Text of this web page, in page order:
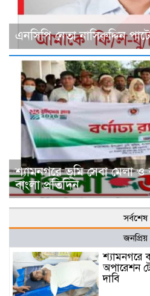
এনসিপি নেতা নাসিরুদ্দিন
শ্যামনগরে ভূমি সেবা মেলা ও
বাংলা প্রতিদিন
সর্বশেষ
জনপ্রিয়
শ্যামনগরে
অপারেশন
দাবি